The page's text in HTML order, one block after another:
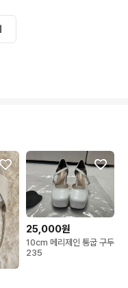
25,000원
10cm 메리제인 통굽 구두
235